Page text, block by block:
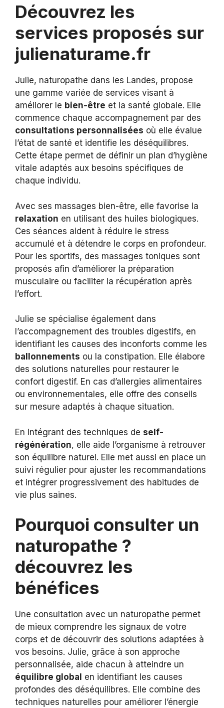
Découvrez les
services proposés sur
julienaturame.fr
Julie, naturopathe dans les Landes, propose
une gamme variée de services visant à
améliorer le bien-être et la santé globale. Elle
commence chaque accompagnement par des
consultations personnalisées où elle évalue
l’état de santé et identifie les déséquilibres.
Cette étape permet de définir un plan d’hygiène
vitale adaptés aux besoins spécifiques de
chaque individu.
Avec ses massages bien-être, elle favorise la
relaxation en utilisant des huiles biologiques.
Ces séances aident à réduire le stress
accumulé et à détendre le corps en profondeur.
Pour les sportifs, des massages toniques sont
proposés afin d’améliorer la préparation
musculaire ou faciliter la récupération après
l’effort.
Julie se spécialise également dans
l’accompagnement des troubles digestifs, en
identifiant les causes des inconforts comme les
ballonnements ou la constipation. Elle élabore
des solutions naturelles pour restaurer le
confort digestif. En cas d’allergies alimentaires
ou environnementales, elle offre des conseils
sur mesure adaptés à chaque situation.
En intégrant des techniques de self-
régénération, elle aide l’organisme à retrouver
son équilibre naturel. Elle met aussi en place un
suivi régulier pour ajuster les recommandations
et intégrer progressivement des habitudes de
vie plus saines.
Pourquoi consulter un
naturopathe ?
découvrez les
bénéfices
Une consultation avec un naturopathe permet
de mieux comprendre les signaux de votre
corps et de découvrir des solutions adaptées à
vos besoins. Julie, grâce à son approche
personnalisée, aide chacun à atteindre un
équilibre global en identifiant les causes
profondes des déséquilibres. Elle combine des
techniques naturelles pour améliorer l’énergie